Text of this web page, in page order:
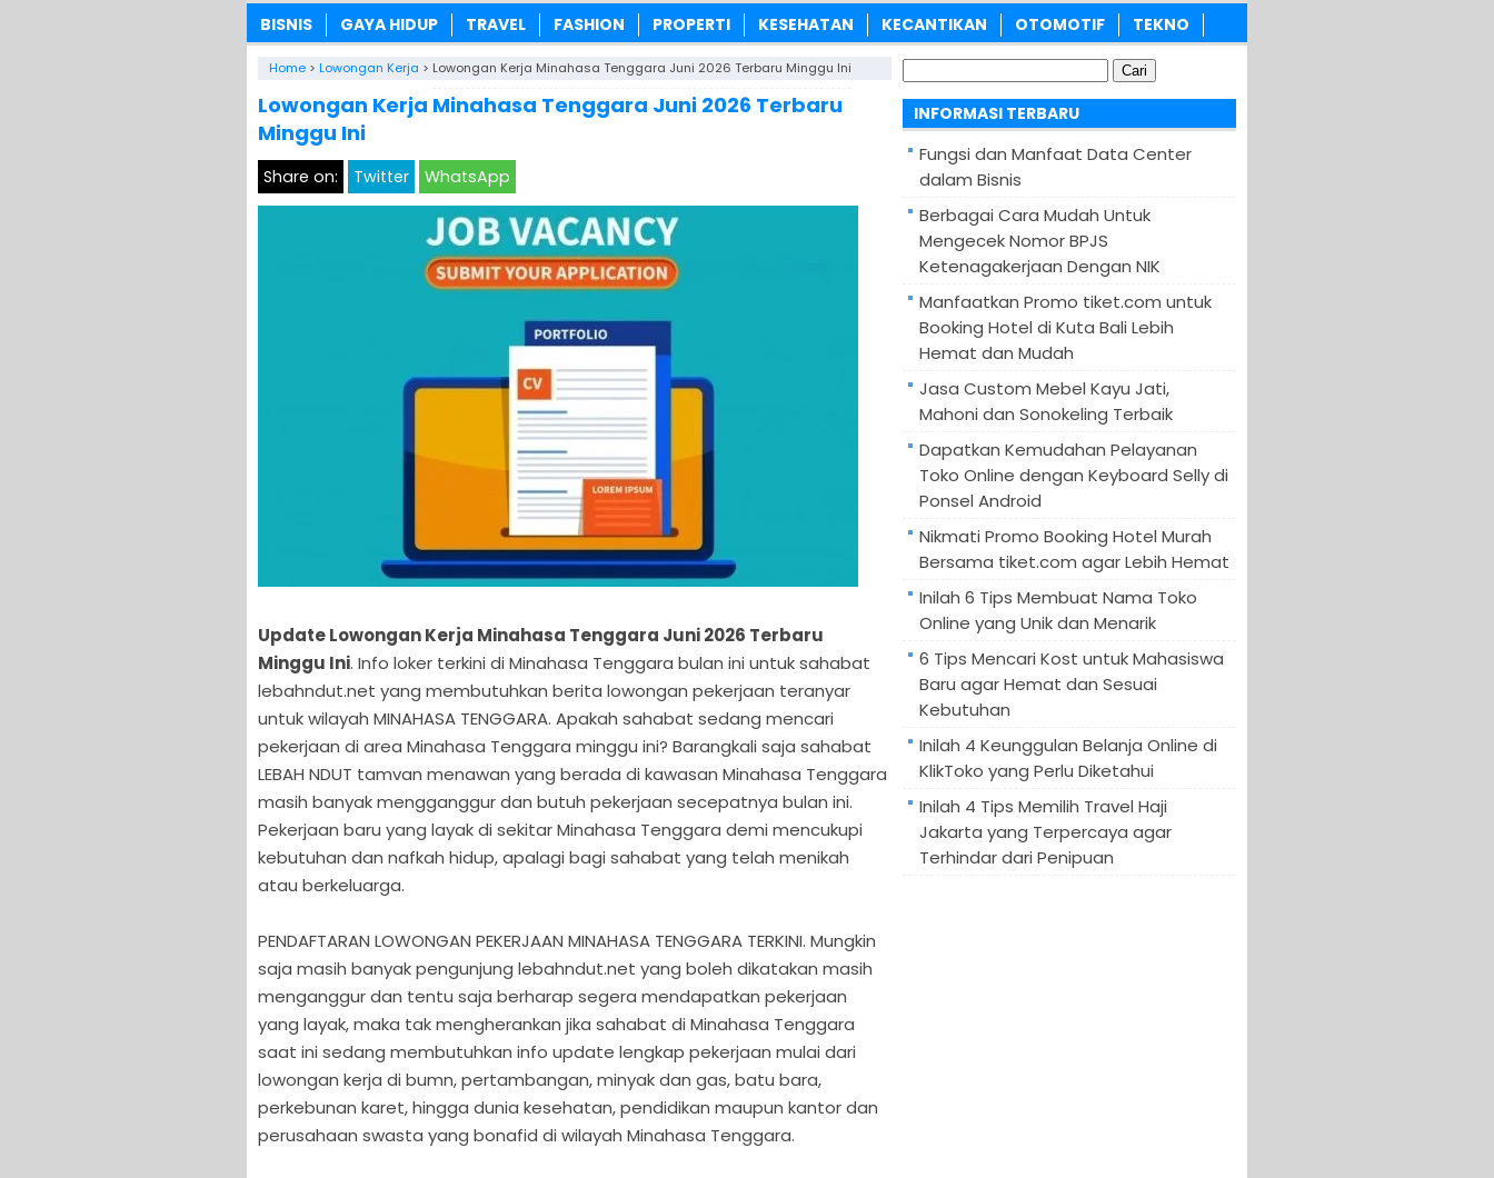
BISNIS GAYA HIDUP TRAVEL FASHION PROPERTI KESEHATAN KECANTIKAN OTOMOTIF TEKNO
Home > Lowongan Kerja > Lowongan Kerja Minahasa Tenggara Juni 2026 Terbaru Minggu Ini
Lowongan Kerja Minahasa Tenggara Juni 2026 Terbaru
Minggu Ini
Share on: Twitter WhatsApp
Update Lowongan Kerja Minahasa Tenggara Juni 2026 Terbaru
Minggu Ini. Info loker terkini di Minahasa Tenggara bulan ini untuk sahabat
lebahndut.net yang membutuhkan berita lowongan pekerjaan teranyar
untuk wilayah MINAHASA TENGGARA. Apakah sahabat sedang mencari
pekerjaan di area Minahasa Tenggara minggu ini? Barangkali saja sahabat
LEBAH NDUT tamvan menawan yang berada di kawasan Minahasa Tenggara
masih banyak mengganggur dan butuh pekerjaan secepatnya bulan ini.
Pekerjaan baru yang layak di sekitar Minahasa Tenggara demi mencukupi
kebutuhan dan nafkah hidup, apalagi bagi sahabat yang telah menikah
atau berkeluarga.
PENDAFTARAN LOWONGAN PEKERJAAN MINAHASA TENGGARA TERKINI. Mungkin
saja masih banyak pengunjung lebahndut.net yang boleh dikatakan masih
menganggur dan tentu saja berharap segera mendapatkan pekerjaan
yang layak, maka tak mengherankan jika sahabat di Minahasa Tenggara
saat ini sedang membutuhkan info update lengkap pekerjaan mulai dari
lowongan kerja di bumn, pertambangan, minyak dan gas, batu bara,
perkebunan karet, hingga dunia kesehatan, pendidikan maupun kantor dan
perusahaan swasta yang bonafid di wilayah Minahasa Tenggara.
untuk:
INFORMASI TERBARU
Fungsi dan Manfaat Data Center
dalam Bisnis
Berbagai Cara Mudah Untuk
Mengecek Nomor BPJS
Ketenagakerjaan Dengan NIK
Manfaatkan Promo tiket.com untuk
Booking Hotel di Kuta Bali Lebih
Hemat dan Mudah
Jasa Custom Mebel Kayu Jati,
Mahoni dan Sonokeling Terbaik
Dapatkan Kemudahan Pelayanan
Toko Online dengan Keyboard Selly di
Ponsel Android
Nikmati Promo Booking Hotel Murah
Bersama tiket.com agar Lebih Hemat
Inilah 6 Tips Membuat Nama Toko
Online yang Unik dan Menarik
6 Tips Mencari Kost untuk Mahasiswa
Baru agar Hemat dan Sesuai
Kebutuhan
Inilah 4 Keunggulan Belanja Online di
KlikToko yang Perlu Diketahui
Inilah 4 Tips Memilih Travel Haji
Jakarta yang Terpercaya agar
Terhindar dari Penipuan